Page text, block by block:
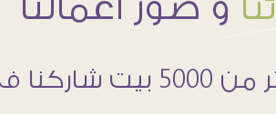
فى اننا نخلى حوائطهم اجمل